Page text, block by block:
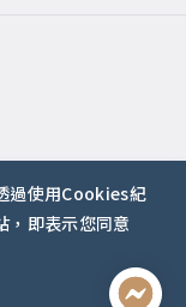
過使用Cookies紀
，即表示您同意